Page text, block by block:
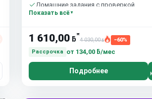
Домашние задания с проверкой
Бесплатный пробный урок
Показать всё
1 610,00 ƃ*
4 030,00ƃ
−60%
Рассрочка
от 134,00 ƃ/мес
Подробнее